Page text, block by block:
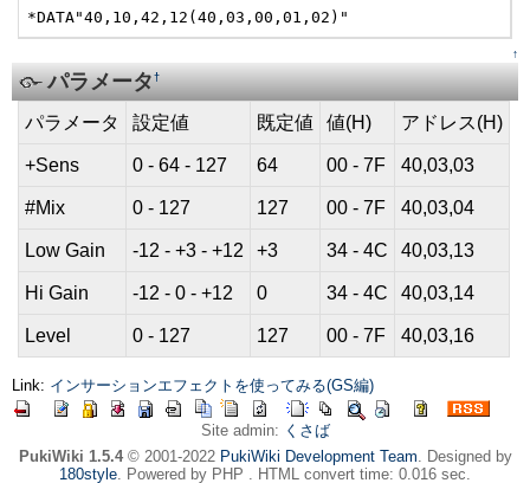
*DATA"40,10,42,12(40,03,00,01,02)"
↑
パラメータ†
パラメータ 設定値 既定値 値(H) アドレス(H)
+Sens 0 - 64 - 127 64 00 - 7F 40,03,03
#Mix 0 - 127 127 00 - 7F 40,03,04
Low Gain -12 - +3 - +12 +3 34 - 4C 40,03,13
Hi Gain -12 - 0 - +12 0 34 - 4C 40,03,14
Level 0 - 127 127 00 - 7F 40,03,16
Link: インサーションエフェクトを使ってみる(GS編)
Site admin: くさば
PukiWiki 1.5.4© 2001-2022 PukiWiki Development Team. Designed by
180style. Powered by PHP . HTML convert time: 0.016 sec.